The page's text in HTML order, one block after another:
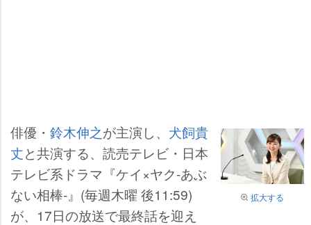
拡大する
俳優・ 鈴木伸之が主演し、 犬飼貴
丈と共演する、読売テレビ・日本
テレビ系ドラマ『ケイ×ヤク‐あぶ
ない相棒‐』(毎週木曜 後11:59)
が、17日の放送で最終話を迎え